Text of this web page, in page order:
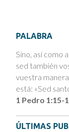
PALABRA
Sino, así como
sed también
vuestra
está: «Sed
1 Pedro 1:15-
ÚLTIMAS